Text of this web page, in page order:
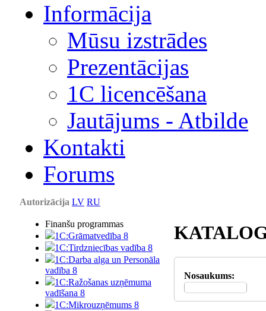
Informācija
Mūsu izstrādes
Prezentācijas
1С licencēšana
Jautājums - Atbilde
Kontakti
Forums
Autorizācija LV RU
Finanšu programmas
1C:Grāmatvedība 8
1C:Tirdzniecības vadība 8
1C:Darba alga un Personāla
vadība 8
1C:Ražošanas uzņēmuma
vadīšana 8
1С:Мikrouzņēmums 8
Nosaukums: